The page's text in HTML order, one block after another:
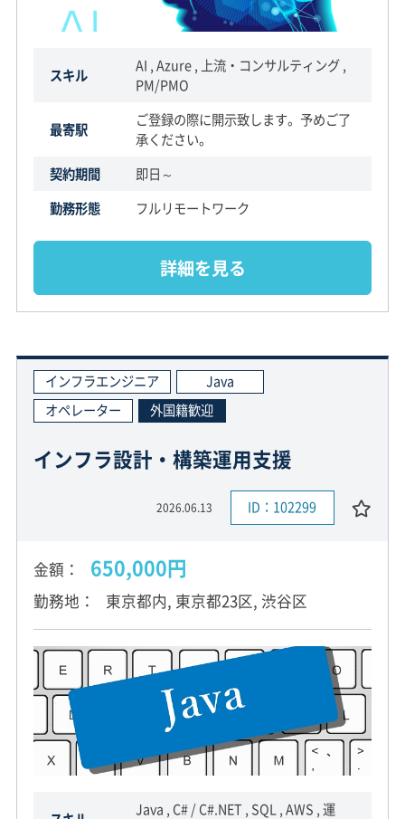
スキル
AI , Azure , 上流・コンサルティング ,
PM/PMO
最寄駅
ご登録の際に開示致します。予めご了
承ください。
契約期間
即日～
勤務形態
フルリモートワーク
詳細を見る
インフラエンジニア
Java
オペレーター
外国籍歓迎
インフラ設計・構築運用支援
2026.06.13 ID：102299
金額 650,000円
勤務地 東京都内, 東京都23区, 渋谷区
Java , C# / C#.NET , SQL , AWS , 運